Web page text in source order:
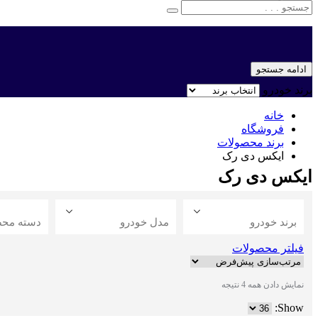
ادامه جستجو
برند خودرو
خانه
فروشگاه
برند محصولات
ایکس دی رک
ایکس دی رک
برند خودرو مدل خودرو دسته
فیلتر محصولات
نمایش دادن همه 4 نتیجه
Show: